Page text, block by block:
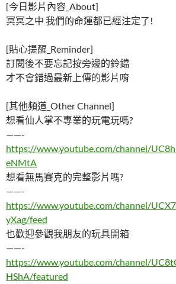
[今日影片內容_About]
冥冥之中 我們的命運都已經注定了!
[貼心提醒_Reminder]
訂閱後不要忘記按旁邊的鈴鐺
才不會錯過最新上傳的影片唷
[其他頻道_Other Channel]
想看仙人掌不專業的玩電玩嗎?
——-
https://www.youtube.com/channel/
eNMtA
想看無馬賽克的完整影片嗎?
——-
https://www.youtube.com/channel/
yXag/feed
也歡迎參觀我朋友的玩具開箱
——-
https://www.youtube.com/channel/
HShA/featured